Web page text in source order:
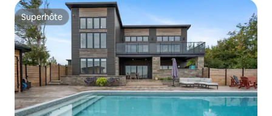
Superhôte
Superhôte